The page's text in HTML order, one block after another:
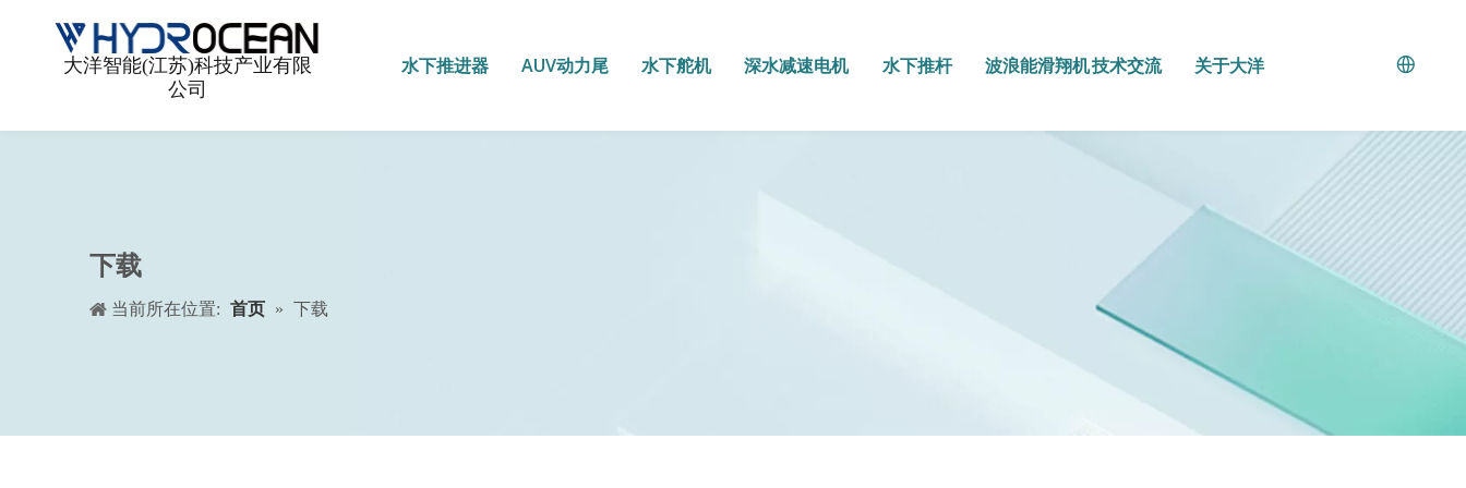
大洋智能(江苏)科技产业有限
公司
水下推进器 AUV动力尾 水下舵机 深水减速电机 水下推杆 波浪能滑翔机技术交流 关于大洋
下载
当前所在位置: 首页 » 下载